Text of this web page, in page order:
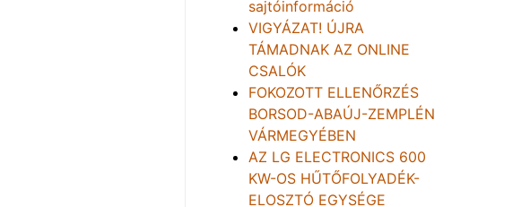
sajtóinformáció
VIGYÁZAT! ÚJRA
TÁMADNAK AZ ONLINE
CSALÓK
FOKOZOTT ELLENŐRZÉS
BORSOD-ABAÚJ-ZEMPLÉN
VÁRMEGYÉBEN
AZ LG ELECTRONICS 600
KW-OS HŰTŐFOLYADÉK-
ELOSZTÓ EGYSÉGE